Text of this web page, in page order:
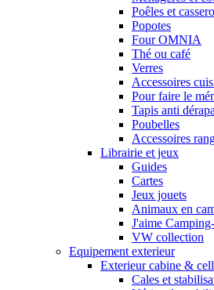
Poêles et
Popotes
Four OMNIA
Thé ou café
Verres
Accessoires
Pour faire le
Tapis anti
Poubelles
Accessoires
Librairie et jeux
Guides
Cartes
Jeux jouets
Animaux en
J'aime
VW collection
Equipement exterieur
Exterieur cabine &
Cales et